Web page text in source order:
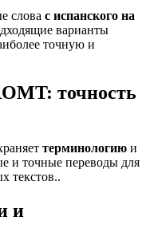
слова с испанского на
варианты
точную и
точность
терминологию и
и точные переводы для
текстов..
и